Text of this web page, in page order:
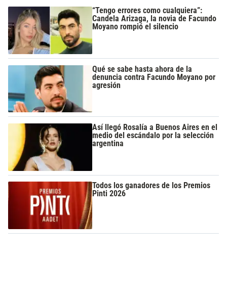
“Tengo errores como cualquiera”:
Candela Arizaga, la novia de Facundo
Moyano rompió el silencio
Qué se sabe hasta ahora de la
denuncia contra Facundo Moyano por
agresión
Así llegó Rosalía a Buenos Aires en el
medio del escándalo por la selección
argentina
Todos los ganadores de los Premios
Pinti 2026